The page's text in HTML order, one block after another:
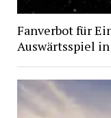
Fanverbot für
Auswärtsspiel